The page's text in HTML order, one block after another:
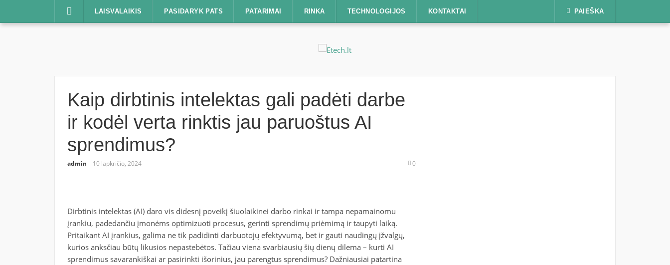
LAISVALAIKIS PASIDARYK PATS PATARIMAI RINKA TECHNOLOGIJOS KONTAKTAI PAIEŠKA
Kaip dirbtinis intelektas gali padėti darbe
ir kodėl verta rinktis jau paruoštus AI
sprendimus?
admin 10 lapkričio, 2024 0
Dirbtinis intelektas (AI) daro vis didesnį poveikį šiuolaikinei darbo rinkai ir tampa nepamainomu
įrankiu, padedančiu įmonėms optimizuoti procesus, gerinti sprendimų priėmimą ir taupyti laiką.
Pritaikant AI įrankius, galima ne tik padidinti darbuotojų efektyvumą, bet ir gauti naudingų įžvalgų,
kurios anksčiau būtų likusios nepastebėtos. Tačiau viena svarbiausių šių dienų dilema – kurti AI
sprendimus savarankiškai ar pasirinkti išorinius, jau parengtus sprendimus? Dažniausiai patartina